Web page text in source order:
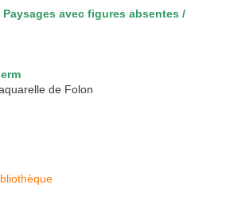
Paysages avec figures absentes /
de Folon